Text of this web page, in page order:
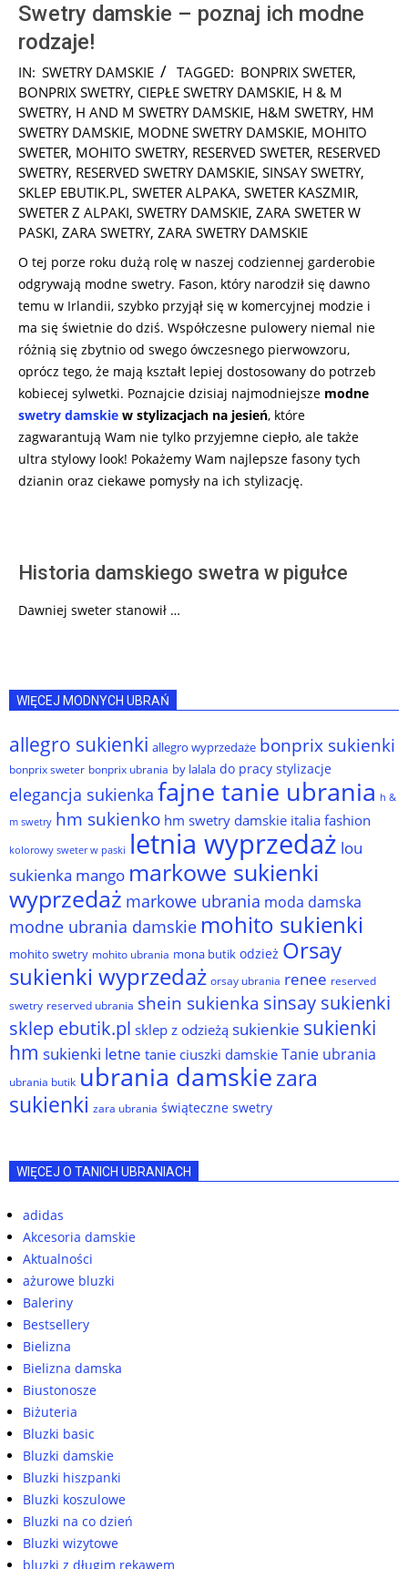
Swetry damskie – poznaj ich modne
rodzaje!
2025-
01-
28
IN: SWETRY DAMSKIE TAGGED: BONPRIX SWETER,
BONPRIX SWETRY, CIEPŁE SWETRY DAMSKIE, H & M
SWETRY, H AND M SWETRY DAMSKIE, H&M SWETRY, HM
SWETRY DAMSKIE, MODNE SWETRY DAMSKIE, MOHITO
SWETER, MOHITO SWETRY, RESERVED SWETER, RESERVED
SWETRY, RESERVED SWETRY DAMSKIE, SINSAY SWETRY,
SKLEP EBUTIK.PL, SWETER ALPAKA, SWETER KASZMIR,
SWETER Z ALPAKI, SWETRY DAMSKIE, ZARA SWETER W
PASKI, ZARA SWETRY, ZARA SWETRY DAMSKIE
O tej porze roku dużą rolę w naszej codziennej garderobie
odgrywają modne swetry. Fason, który narodził się dawno
temu w Irlandii, szybko przyjął się w komercyjnej modzie i
ma się świetnie do dziś. Współczesne pulowery niemal nie
różnią się zbytnio od swego ówczesnego pierwowzoru,
oprócz tego, że mają kształt lepiej dostosowany do potrzeb
kobiecej sylwetki. Poznajcie dzisiaj najmodniejsze modne
swetry damskie w stylizacjach na jesień, które
zagwarantują Wam nie tylko przyjemne ciepło, ale także
ultra stylowy look! Pokażemy Wam najlepsze fasony tych
dzianin oraz ciekawe pomysły na ich stylizację.
Historia damskiego swetra w pigułce
Dawniej sweter stanowił …
WIĘCEJ MODNYCH UBRAŃ
allegro sukienki allegro wyprzedaże bonprix sukienki
bonprix sweter bonprix ubrania by lalala do pracy stylizacje
elegancja sukienka fajne tanie ubrania h &
m swetry hm sukienko hm swetry damskie italia fashion
kolorowy sweter w paski letnia wyprzedaż lou
sukienka mango markowe sukienki
wyprzedaż markowe ubrania moda damska
modne ubrania damskie mohito sukienki
mohito swetry mohito ubrania mona butik odzież Orsay
sukienki wyprzedaż orsay ubrania renee reserved
swetry reserved ubrania shein sukienka sinsay sukienki
sklep ebutik.pl sklep z odzieżą sukienkie sukienki
hm sukienki letne tanie ciuszki damskie Tanie ubrania
ubrania butik ubrania damskiezara
sukienki zara ubrania świąteczne swetry
WIĘCEJ O TANICH UBRANIACH
adidas
Akcesoria damskie
Aktualności
ażurowe bluzki
Baleriny
Bestsellery
Bielizna
Bielizna damska
Biustonosze
Biżuteria
Bluzki basic
Bluzki damskie
Bluzki hiszpanki
Bluzki koszulowe
Bluzki na co dzień
Bluzki wizytowe
bluzki z długim rękawem